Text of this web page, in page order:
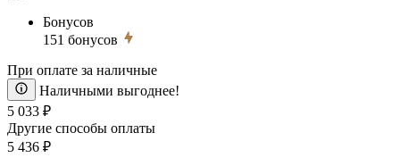
Бонусов
151 бонусов
При оплате за наличные
Наличными выгоднее!
5 033 ₽
Другие способы оплаты
5 436 ₽